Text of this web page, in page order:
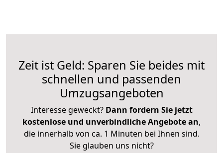
Zeit ist Geld: Sparen Sie beides mit
schnellen und passenden
Umzugsangeboten
Interesse geweckt? Dann fordern Sie jetzt
kostenlose und unverbindliche Angebote an,
die innerhalb von ca. 1 Minuten bei Ihnen sind.
Sie glauben uns nicht?